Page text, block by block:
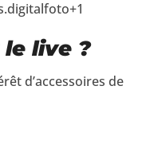
live ?
d’accessoires de